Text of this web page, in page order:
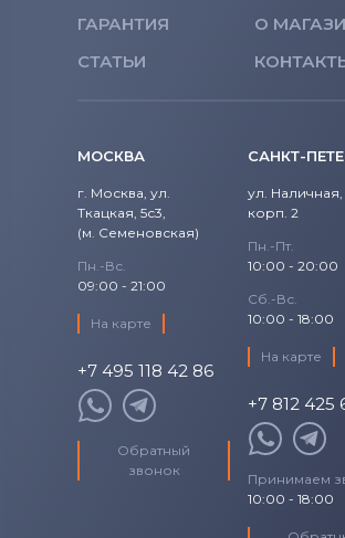
Вентиляторы (кулеры)
Вентиляторы (кулеры)
ГАРАНТИЯ
О
СТАТЬИ
МОСКВА
г. Москва, ул.
Ткацкая, 5с3,
(м. Семеновская)
Пн.-Вс.
09:00 - 21:00
На карте
+7 495 118 42 86
Обратный
звонок
САНКТ-
ул. Наличная,
корп. 2
Пн.-Пт.
10:00 - 20:00
Сб.-Вс.
10:00 - 18:00
На карте
+7 812 425
Принимаем
10:00 - 18:00